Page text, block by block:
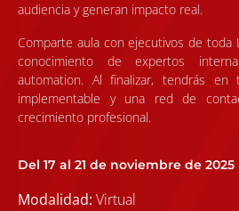
audiencia y generan impacto real.
Comparte aula con ejecutivos de toda
conocimiento de expertos
automation. Al finalizar, tendrás
implementable y una red de
crecimiento profesional.
Del 17 al 21 de noviembre de 2025
Modalidad: Virtual